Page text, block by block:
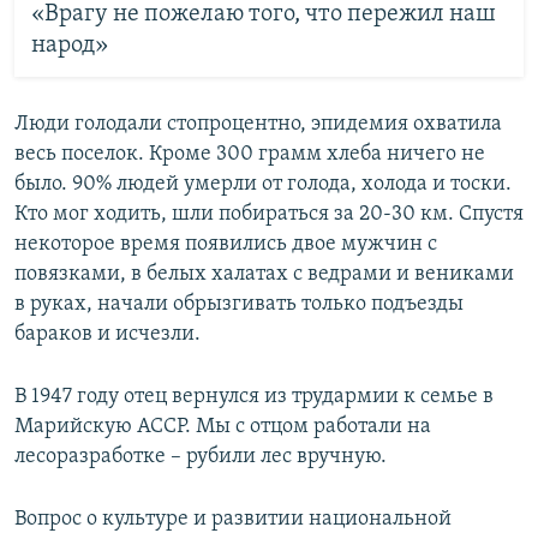
«Врагу не пожелаю того, что пережил наш
народ»
Люди голодали стопроцентно, эпидемия охватила
весь поселок. Кроме 300 грамм хлеба ничего не
было. 90% людей умерли от голода, холода и тоски.
Кто мог ходить, шли побираться за 20-30 км. Спустя
некоторое время появились двое мужчин с
повязками, в белых халатах с ведрами и вениками
в руках, начали обрызгивать только подъезды
бараков и исчезли.
В 1947 году отец вернулся из трудармии к семье в
Марийскую АССР. Мы с отцом работали на
лесоразработке – рубили лес вручную.
Вопрос о культуре и развитии национальной